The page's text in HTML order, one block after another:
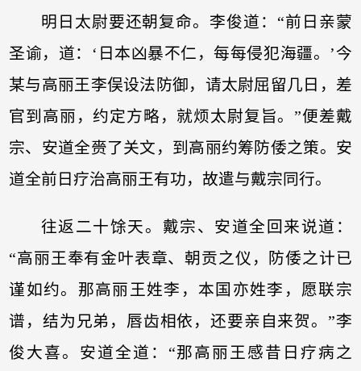
明日太尉要还朝复命。李俊道：“前日亲蒙
圣谕，道：‘日本凶暴不仁，每每侵犯海疆。’今
某与高丽王李俣设法防御，请太尉屈留几日，差
官到高丽，约定方略，就烦太尉复旨。”便差戴
宗、安道全赍了关文，到高丽约筹防倭之策。安
道全前日疗治高丽王有功，故遣与戴宗同行。
往返二十馀天。戴宗、安道全回来说道：
“高丽王奉有金叶表章、朝贡之仪，防倭之计已
谨如约。那高丽王姓李，本国亦姓李，愿联宗
谱，结为兄弟，唇齿相依，还要亲自来贺。”李
俊大喜。安道全道：“那高丽王感昔日疗病之